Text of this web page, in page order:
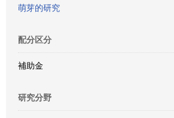
萌芽的研究
配分区分
補助金
研究分野